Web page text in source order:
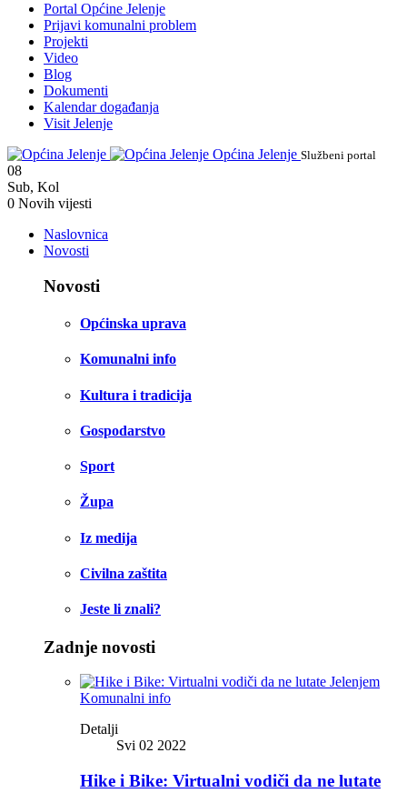
Portal Općine Jelenje
Prijavi komunalni problem
Projekti
Video
Blog
Dokumenti
Kalendar događanja
Visit Jelenje
Općina Jelenje Službeni portal
08
Sub, Kol
0 Novih vijesti
Naslovnica
Novosti
Novosti
Općinska uprava
Komunalni info
Kultura i tradicija
Gospodarstvo
Sport
Župa
Iz medija
Civilna zaštita
Jeste li znali?
Zadnje novosti
Komunalni info
Detalji
Svi 02 2022
Hike i Bike: Virtualni vodiči da ne lutate